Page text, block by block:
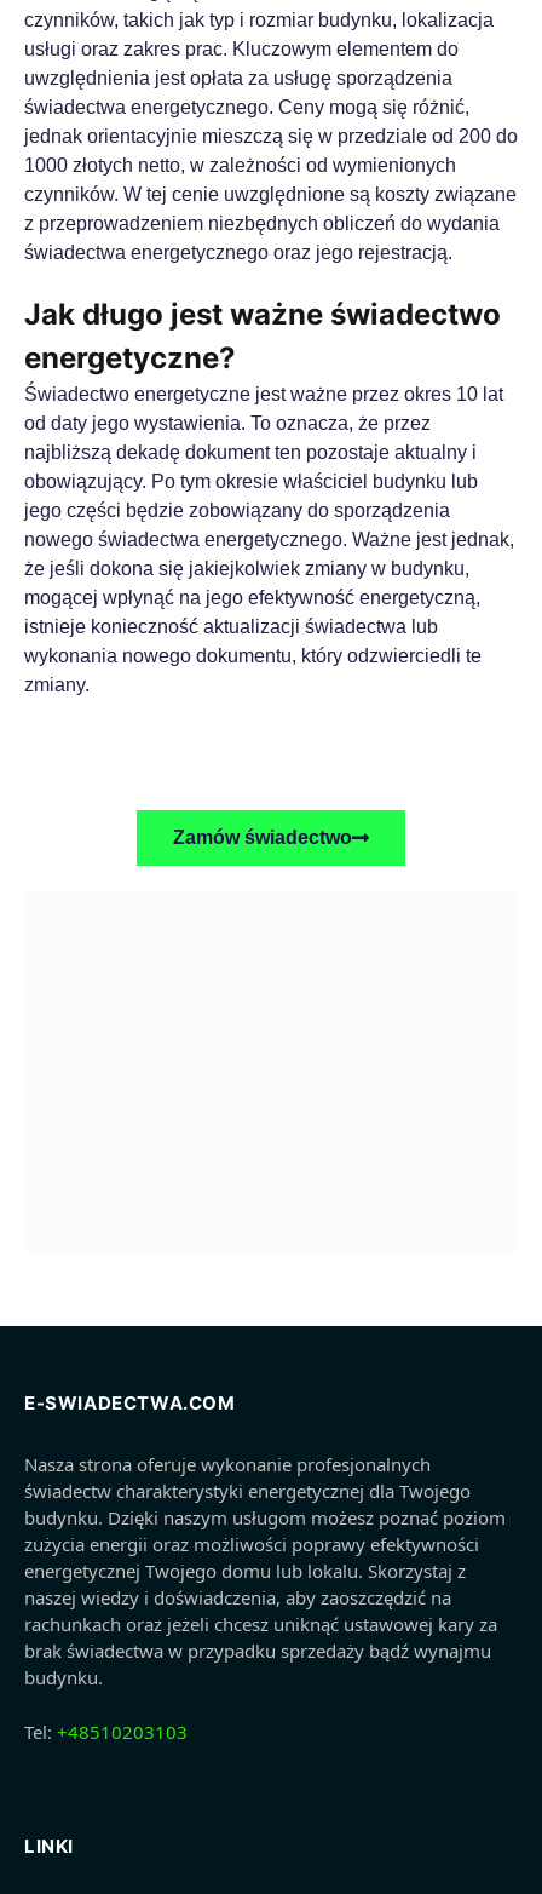
czynników, takich jak typ i rozmiar budynku, lokalizacja
usługi oraz zakres prac. Kluczowym elementem do
uwzględnienia jest opłata za usługę sporządzenia
świadectwa energetycznego. Ceny mogą się różnić,
jednak orientacyjnie mieszczą się w przedziale od 200 do
1000 złotych netto, w zależności od wymienionych
czynników. W tej cenie uwzględnione są koszty związane
z przeprowadzeniem niezbędnych obliczeń do wydania
świadectwa energetycznego oraz jego rejestracją.
Jak długo jest ważne świadectwo
energetyczne?
Świadectwo energetyczne jest ważne przez okres 10 lat
od daty jego wystawienia. To oznacza, że przez
najbliższą dekadę dokument ten pozostaje aktualny i
obowiązujący. Po tym okresie właściciel budynku lub
jego części będzie zobowiązany do sporządzenia
nowego świadectwa energetycznego. Ważne jest jednak,
że jeśli dokona się jakiejkolwiek zmiany w budynku,
mogącej wpłynąć na jego efektywność energetyczną,
istnieje konieczność aktualizacji świadectwa lub
wykonania nowego dokumentu, który odzwierciedli te
zmiany.
Zamów świadectwo
E-SWIADECTWA.COM
Nasza strona oferuje wykonanie profesjonalnych
świadectw charakterystyki energetycznej dla Twojego
budynku. Dzięki naszym usługom możesz poznać poziom
zużycia energii oraz możliwości poprawy efektywności
energetycznej Twojego domu lub lokalu. Skorzystaj z
naszej wiedzy i doświadczenia, aby zaoszczędzić na
rachunkach oraz jeżeli chcesz uniknąć ustawowej kary za
brak świadectwa w przypadku sprzedaży bądź wynajmu
budynku.
Tel: +48510203103
LINKI